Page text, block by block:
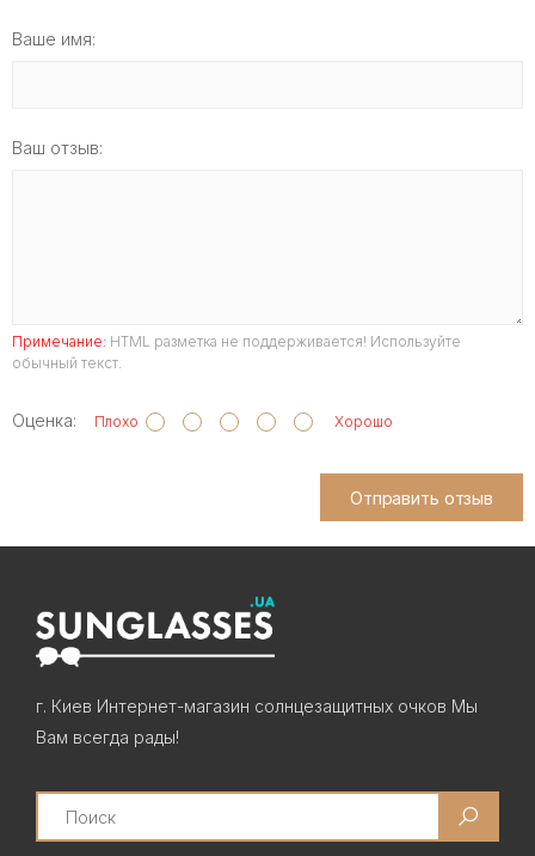
Ваше имя:
Ваш отзыв:
Примечание: HTML разметка не поддерживается! Используйте
обычный текст.
Оценка: Плохо Хорошо
Отправить отзыв
г. Киев Интернет-магазин солнцезащитных очков Мы
Вам всегда рады!
Search